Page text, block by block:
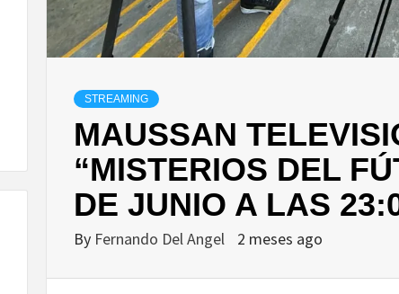
STREAMING
MAUSSAN
“MISTERIOS DEL
DE JUNIO A LAS
By Fernando Del Angel 2 meses ago